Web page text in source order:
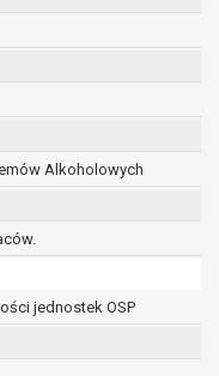
Alkoholowych
jednostek OSP
danych
pozwalający
danych,
jest niezgodne
której dane
się usunięciu
zamian ich
potrzebuje ich do
dochodzenia